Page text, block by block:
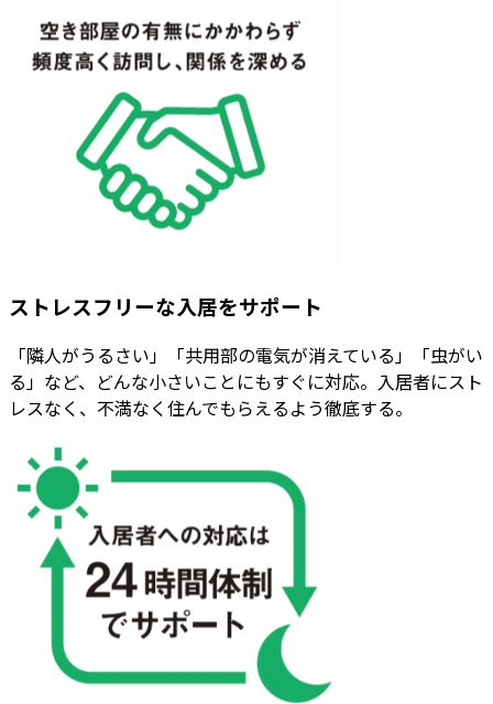
ストレスフリーな入居をサポート
「隣人がうるさい」「共用部の電気が消えている」「虫がい
る」など、どんな小さいことにもすぐに対応。入居者にスト
レスなく、不満なく住んでもらえるよう徹底する。